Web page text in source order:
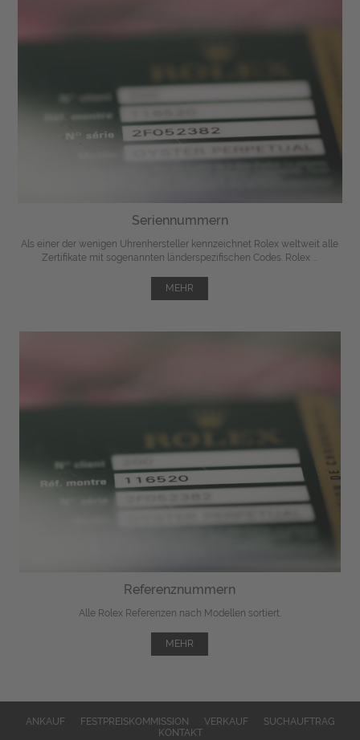
Seriennummern
Als einer der wenigen Uhrenhersteller kennzeichnet Rolex weltweit alle
Zertifikate mit sogenannten länderspezifischen Codes. Rolex ...
MEHR
Referenznummern
Alle Rolex Referenzen nach Modellen sortiert.
MEHR
ANKAUF FESTPREISKOMMISSION VERKAUF
SUCHAUFTRAG
KONTAKT